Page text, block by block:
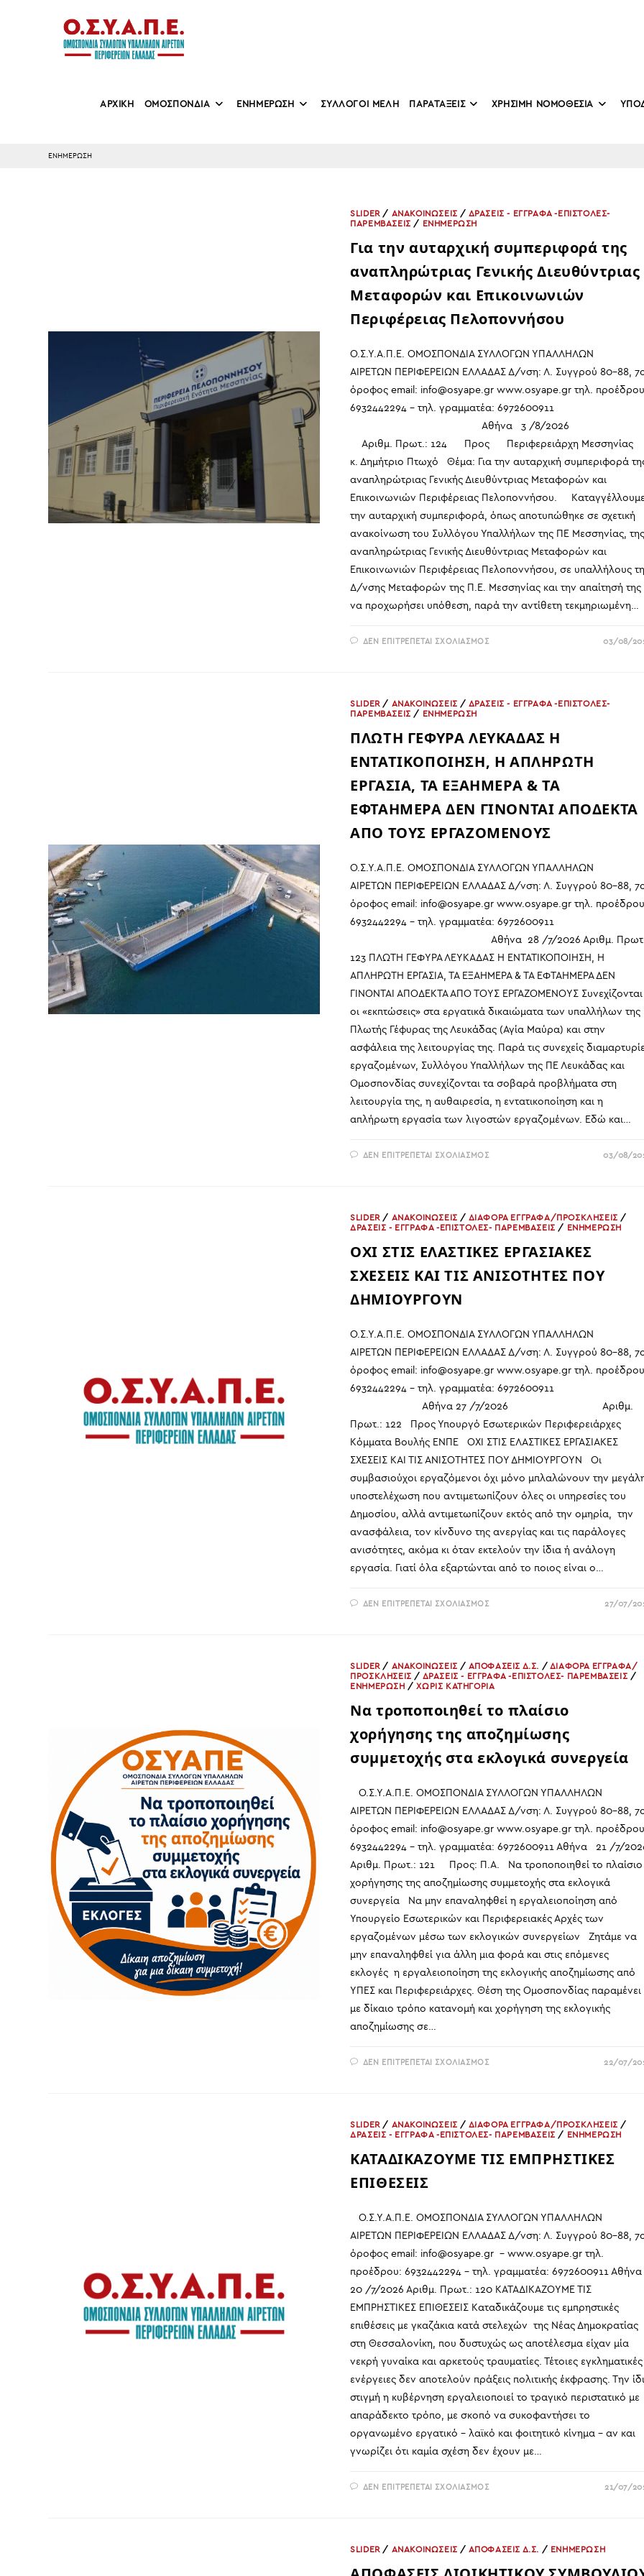
ΑΡΧΙΚΗ ΟΜΟΣΠΟΝΔΙΑ ΕΝΗΜΕΡΩΣΗ ΣΥΛΛΟΓΟΙ ΜΕΛΗ ΠΑΡΑΤΑΞΕΙΣ ΧΡΗΣΙΜΗ ΝΟΜΟΘΕΣΙΑ
ΕΝΗΜΕΡΩΣΗ
SLIDER/ ΑΝΑΚΟΙΝΩΣΕΙΣ / ΔΡΑΣΕΙΣ - ΕΓΓΡΑΦΑ -ΕΠΙΣΤΟΛΕΣ-
ΠΑΡΕΜΒΑΣΕΙΣ / ΕΝΗΜΕΡΩΣΗ
Για την αυταρχική συμπεριφορά της
αναπληρώτριας Γενικής Διευθύντριας
Μεταφορών και Επικοινωνιών
Περιφέρειας Πελοποννήσου
Ο.Σ.Υ.Α.Π.Ε. ΟΜΟΣΠΟΝΔΙΑ ΣΥΛΛΟΓΩΝ ΥΠΑΛΛΗΛΩΝ
ΑΙΡΕΤΩΝ ΠΕΡΙΦΕΡΕΙΩΝ ΕΛΛΑΔΑΣ Δ/νση: Λ. Συγγρού 80-88,
όροφος email: info@osyape.gr www.osyape.gr τηλ.
6932442294 – τηλ. γραμματέα: 6972600911
Αθήνα 3 /8/2026
Αριθμ. Πρωτ.: 124 Προς Περιφερειάρχη Μεσσηνίας
κ. Δημήτριο Πτωχό Θέμα: Για την αυταρχική συμπεριφορά
αναπληρώτριας Γενικής Διευθύντριας Μεταφορών και
Επικοινωνιών Περιφέρειας Πελοποννήσου.
την αυταρχική συμπεριφορά, όπως αποτυπώθηκε σε σχετική
ανακοίνωση του Συλλόγου Υπαλλήλων της ΠΕ Μεσσηνίας, της
αναπληρώτριας Γενικής Διευθύντριας Μεταφορών και
Επικοινωνιών Περιφέρειας Πελοποννήσου, σε υπαλλήλους
Δ/νσης Μεταφορών της Π.Ε. Μεσσηνίας και την απαίτησή της
να προχωρήσει υπόθεση, παρά την αντίθετη τεκμηριωμένη…
ΔΕΝ ΕΠΙΤΡΈΠΕΤΑΙ ΣΧΟΛΙΑΣΜΌΣΣΤΟ
ΓΕΝΙΚΉΣ
ΚΑΙ
ΕΠΙΚΟΙΝΩΝΙΏΝ
ΠΕΛΟΠΟΝΝΉΣΟΥ
03/08/
SLIDER/ ΑΝΑΚΟΙΝΩΣΕΙΣ / ΔΡΑΣΕΙΣ - ΕΓΓΡΑΦΑ -ΕΠΙΣΤΟΛΕΣ-
ΠΑΡΕΜΒΑΣΕΙΣ / ΕΝΗΜΕΡΩΣΗ
ΠΛΩΤΗ ΓΕΦΥΡΑ ΛΕΥΚΑΔΑΣ Η
ΕΝΤΑΤΙΚΟΠΟΙΗΣΗ, Η ΑΠΛΗΡΩΤΗ
ΕΡΓΑΣΙΑ, ΤΑ ΕΞΑΗΜΕΡΑ & ΤΑ
ΕΦΤΑΗΜΕΡΑ ΔΕΝ ΓΙΝΟΝΤΑΙ ΑΠΟΔΕΚΤΑ
ΑΠΟ ΤΟΥΣ ΕΡΓΑΖΟΜΕΝΟΥΣ
Ο.Σ.Υ.Α.Π.Ε. ΟΜΟΣΠΟΝΔΙΑ ΣΥΛΛΟΓΩΝ ΥΠΑΛΛΗΛΩΝ
ΑΙΡΕΤΩΝ ΠΕΡΙΦΕΡΕΙΩΝ ΕΛΛΑΔΑΣ Δ/νση: Λ. Συγγρού 80-88,
όροφος email: info@osyape.gr www.osyape.gr τηλ.
6932442294 – τηλ. γραμματέα: 6972600911
Αθήνα 28 /7/2026 Αριθμ.
123 ΠΛΩΤΗ ΓΕΦΥΡΑ ΛΕΥΚΑΔΑΣ Η ΕΝΤΑΤΙΚΟΠΟΙΗΣΗ, Η
ΑΠΛΗΡΩΤΗ ΕΡΓΑΣΙΑ, ΤΑ ΕΞΑΗΜΕΡΑ & ΤΑ ΕΦΤΑΗΜΕΡΑ ΔΕΝ
ΓΙΝΟΝΤΑΙ ΑΠΟΔΕΚΤΑ ΑΠΟ ΤΟΥΣ ΕΡΓΑΖΟΜΕΝΟΥΣ Συνεχίζονται
οι «εκπτώσεις» στα εργατικά δικαιώματα των υπαλλήλων της
Πλωτής Γέφυρας της Λευκάδας (Αγία Μαύρα) και στην
ασφάλεια της λειτουργίας της. Παρά τις συνεχείς
εργαζομένων, Συλλόγου Υπαλλήλων της ΠΕ Λευκάδας και
Ομοσπονδίας συνεχίζονται τα σοβαρά προβλήματα στη
λειτουργία της, η αυθαιρεσία, η εντατικοποίηση και η
απλήρωτη εργασία των λιγοστών εργαζομένων. Εδώ και…
ΔΕΝ ΕΠΙΤΡΈΠΕΤΑΙ ΣΧΟΛΙΑΣΜΌΣΣΤΟ
ΑΠΛΗΡΩΤΗ
ΕΡΓΑΣΙΑ,
ΕΞΑΗΜΕΡΑ
&
ΕΦΤΑΗΜΕΡΑ
ΕΡΓΑΖΟΜΕΝΟΥΣ
03/08/
SLIDER/ ΑΝΑΚΟΙΝΩΣΕΙΣ / ΔΙΑΦΟΡΑ ΕΓΓΡΑΦΑ/ΠΡΟΣΚΛΗΣΕΙΣ /
ΔΡΑΣΕΙΣ - ΕΓΓΡΑΦΑ -ΕΠΙΣΤΟΛΕΣ- ΠΑΡΕΜΒΑΣΕΙΣ / ΕΝΗΜΕΡΩΣΗ
ΟΧΙ ΣΤΙΣ ΕΛΑΣΤΙΚΕΣ ΕΡΓΑΣΙΑΚΕΣ
ΣΧΕΣΕΙΣ ΚΑΙ ΤΙΣ ΑΝΙΣΟΤΗΤΕΣ ΠΟΥ
ΔΗΜΙΟΥΡΓΟΥΝ
Ο.Σ.Υ.Α.Π.Ε. ΟΜΟΣΠΟΝΔΙΑ ΣΥΛΛΟΓΩΝ ΥΠΑΛΛΗΛΩΝ
ΑΙΡΕΤΩΝ ΠΕΡΙΦΕΡΕΙΩΝ ΕΛΛΑΔΑΣ Δ/νση: Λ. Συγγρού 80-88,
όροφος email: info@osyape.gr www.osyape.gr τηλ.
6932442294 – τηλ. γραμματέα: 6972600911
Αθήνα 27 /7/2026 Αριθμ.
Πρωτ.: 122 Προς Υπουργό Εσωτερικών Περιφερειάρχες
Κόμματα Βουλής ΕΝΠΕ ΟΧΙ ΣΤΙΣ ΕΛΑΣΤΙΚΕΣ ΕΡΓΑΣΙΑΚΕΣ
ΣΧΕΣΕΙΣ ΚΑΙ ΤΙΣ ΑΝΙΣΟΤΗΤΕΣ ΠΟΥ ΔΗΜΙΟΥΡΓΟΥΝ Οι
συμβασιούχοι εργαζόμενοι όχι μόνο μπλαλώνουν την
υποστελέχωση που αντιμετωπίζουν όλες οι υπηρεσίες του
Δημοσίου, αλλά αντιμετωπίζουν εκτός από την ομηρία, την
ανασφάλεια, τον κίνδυνο της ανεργίας και τις παράλογες
ανισότητες, ακόμα κι όταν εκτελούν την ίδια ή ανάλογη
εργασία. Γιατί όλα εξαρτώνται από το ποιος είναι ο…
ΔΕΝ ΕΠΙΤΡΈΠΕΤΑΙ ΣΧΟΛΙΑΣΜΌΣΣΤΟ
ΤΙΣ
ΑΝΙΣΟΤΗΤΕΣ
ΠΟΥ
27/07/
SLIDER/ ΑΝΑΚΟΙΝΩΣΕΙΣ / ΑΠΟΦΑΣΕΙΣ Δ.Σ. / ΔΙΑΦΟΡΑ ΕΓΓΡΑΦΑ/
ΠΡΟΣΚΛΗΣΕΙΣ / ΔΡΑΣΕΙΣ - ΕΓΓΡΑΦΑ -ΕΠΙΣΤΟΛΕΣ- ΠΑΡΕΜΒΑΣΕΙΣ /
ΕΝΗΜΕΡΩΣΗ /ΧΩΡΊΣ ΚΑΤΗΓΟΡΊΑ
Να τροποποιηθεί το πλαίσιο
χορήγησης της αποζημίωσης
συμμετοχής στα εκλογικά συνεργεία
Ο.Σ.Υ.Α.Π.Ε. ΟΜΟΣΠΟΝΔΙΑ ΣΥΛΛΟΓΩΝ ΥΠΑΛΛΗΛΩΝ
ΑΙΡΕΤΩΝ ΠΕΡΙΦΕΡΕΙΩΝ ΕΛΛΑΔΑΣ Δ/νση: Λ. Συγγρού 80-88,
όροφος email: info@osyape.gr www.osyape.gr τηλ.
6932442294 – τηλ. γραμματέα: 6972600911 Αθήνα 21 /7/
Αριθμ. Πρωτ.: 121 Προς: Π.Α. Να τροποποιηθεί το πλαίσιο
χορήγησης της αποζημίωσης συμμετοχής στα εκλογικά
συνεργεία Να μην επαναληφθεί η εργαλειοποίηση από
Υπουργείο Εσωτερικών και Περιφερειακές Αρχές των
εργαζομένων μέσω των εκλογικών συνεργείων Ζητάμε να
μην επαναληφθεί για άλλη μια φορά και στις επόμενες
εκλογές η εργαλειοποίηση της εκλογικής αποζημίωσης από
ΥΠΕΣ και Περιφερειάρχες. Θέση της Ομοσπονδίας παραμένει
με δίκαιο τρόπο κατανομή και χορήγηση της εκλογικής
αποζημίωσης σε…
ΔΕΝ ΕΠΙΤΡΈΠΕΤΑΙ ΣΧΟΛΙΑΣΜΌΣΣΤΟ
ΑΠΟΖΗΜΊΩΣΗΣ
ΣΥΜΜΕΤΟΧΉΣ
ΕΚΛΟΓΙΚΆ
ΣΥΝΕΡΓΕΊΑ
22/07/
SLIDER/ ΑΝΑΚΟΙΝΩΣΕΙΣ / ΔΙΑΦΟΡΑ ΕΓΓΡΑΦΑ/ΠΡΟΣΚΛΗΣΕΙΣ /
ΔΡΑΣΕΙΣ - ΕΓΓΡΑΦΑ -ΕΠΙΣΤΟΛΕΣ- ΠΑΡΕΜΒΑΣΕΙΣ / ΕΝΗΜΕΡΩΣΗ
ΚΑΤΑΔΙΚΑΖΟΥΜΕ ΤΙΣ ΕΜΠΡΗΣΤΙΚΕΣ
ΕΠΙΘΕΣΕΙΣ
Ο.Σ.Υ.Α.Π.Ε. ΟΜΟΣΠΟΝΔΙΑ ΣΥΛΛΟΓΩΝ ΥΠΑΛΛΗΛΩΝ
ΑΙΡΕΤΩΝ ΠΕΡΙΦΕΡΕΙΩΝ ΕΛΛΑΔΑΣ Δ/νση: Λ. Συγγρού 80-88,
όροφος email: info@osyape.gr - www.osyape.gr τηλ.
προέδρου: 6932442294 – τηλ. γραμματέα: 6972600911 Αθήνα
20 /7/2026 Αριθμ. Πρωτ.: 120 ΚΑΤΑΔΙΚΑΖΟΥΜΕ ΤΙΣ
ΕΜΠΡΗΣΤΙΚΕΣ ΕΠΙΘΕΣΕΙΣ Καταδικάζουμε τις εμπρηστικές
επιθέσεις με γκαζάκια κατά στελεχών της Νέας Δημοκρατίας
στη Θεσσαλονίκη, που δυστυχώς ως αποτέλεσμα είχαν μία
νεκρή γυναίκα και αρκετούς τραυματίες. Τέτοιες εγκληματικές
ενέργειες δεν αποτελούν πράξεις πολιτικής έκφρασης. Την
στιγμή η κυβέρνηση εργαλειοποιεί το τραγικό περιστατικό με
απαράδεκτο τρόπο, με σκοπό να συκοφαντήσει το
οργανωμένο εργατικό - λαϊκό και φοιτητικό κίνημα - αν και
γνωρίζει ότι καμία σχέση δεν έχουν με…
ΔΕΝ ΕΠΙΤΡΈΠΕΤΑΙ ΣΧΟΛΙΑΣΜΌΣΣΤΟ 21/07/
SLIDER/ ΑΝΑΚΟΙΝΩΣΕΙΣ / ΑΠΟΦΑΣΕΙΣ Δ.Σ. / ΕΝΗΜΕΡΩΣΗ